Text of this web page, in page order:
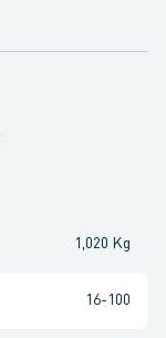
1,020 Kg
16-100